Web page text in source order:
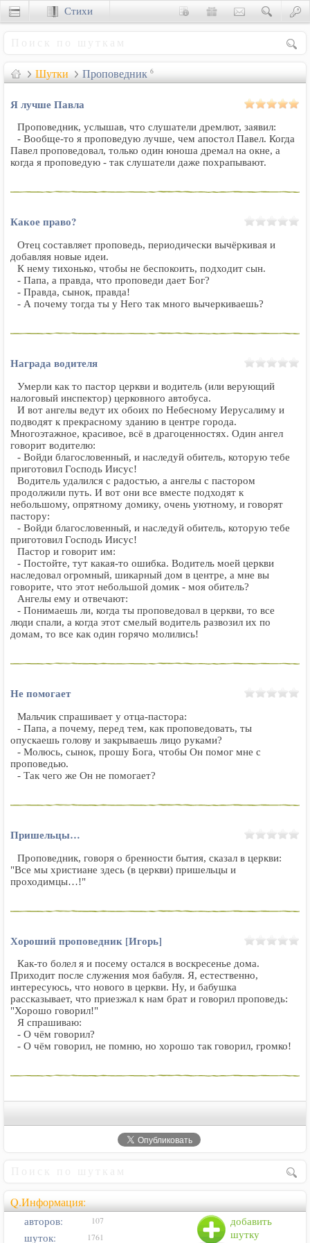
Шутки Проповедник 6
Я лучше Павла
Проповедник, услышав, что слушатели дремлют, заявил:
- Вообще-то я проповедую лучше, чем апостол Павел. Когда
Павел проповедовал, только один юноша дремал на окне, а
когда я проповедую - так слушатели даже похрапывают.
Какое право?
Отец составляет проповедь, периодически вычёркивая и
добавляя новые идеи.
К нему тихонько, чтобы не беспокоить, подходит сын.
- Папа, а правда, что проповеди дает Бог?
- Правда, сынок, правда!
- А почему тогда ты у Него так много вычеркиваешь?
Награда водителя
Умерли как то пастор церкви и водитель (или верующий
налоговый инспектор) церковного автобуса.
И вот ангелы ведут их обоих по Небесному Иерусалиму и
подводят к прекрасному зданию в центре города.
Многоэтажное, красивое, всё в драгоценностях. Один ангел
говорит водителю:
- Войди благословенный, и наследуй обитель, которую тебе
приготовил Господь Иисус!
Водитель удалился с радостью, а ангелы с пастором
продолжили путь. И вот они все вместе подходят к
небольшому, опрятному домику, очень уютному, и говорят
пастору:
- Войди благословенный, и наследуй обитель, которую тебе
приготовил Господь Иисус!
Пастор и говорит им:
- Постойте, тут какая-то ошибка. Водитель моей церкви
наследовал огромный, шикарный дом в центре, а мне вы
говорите, что этот небольшой домик - моя обитель?
Ангелы ему и отвечают:
- Понимаешь ли, когда ты проповедовал в церкви, то все
люди спали, а когда этот смелый водитель развозил их по
домам, то все как один горячо молились!
Не помогает
Мальчик спрашивает у отца-пастора:
- Папа, а почему, перед тем, как проповедовать, ты
опускаешь голову и закрываешь лицо руками?
- Молюсь, сынок, прошу Бога, чтобы Он помог мне с
проповедью.
- Так чего же Он не помогает?
Пришельцы…
Проповедник, говоря о бренности бытия, сказал в церкви:
"Все мы христиане здесь (в церкви) пришельцы и
проходимцы…!"
Хороший проповедник [Игорь]
Как-то болел я и посему остался в воскресенье дома.
Приходит после служения моя бабуля. Я, естественно,
интересуюсь, что нового в церкви. Ну, и бабушка
рассказывает, что приезжал к нам брат и говорил проповедь:
"Хорошо говорил!"
Я спрашиваю:
- О чём говорил?
- О чём говорил, не помню, но хорошо так говорил, громко!
Q.Информация:
добавить
шутку
авторов: 107
шуток: 1761
Стихи